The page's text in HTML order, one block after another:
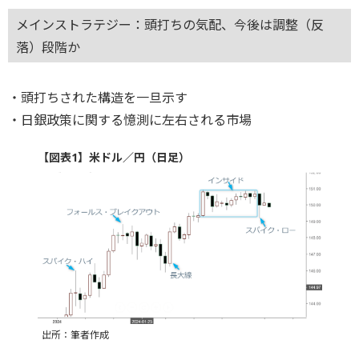
メインストラテジー：頭打ちの気配、今後は調整（反
落）段階か
・頭打ちされた構造を一旦示す
・日銀政策に関する憶測に左右される市場
【図表1】米ドル／円（日足）
出所：筆者作成